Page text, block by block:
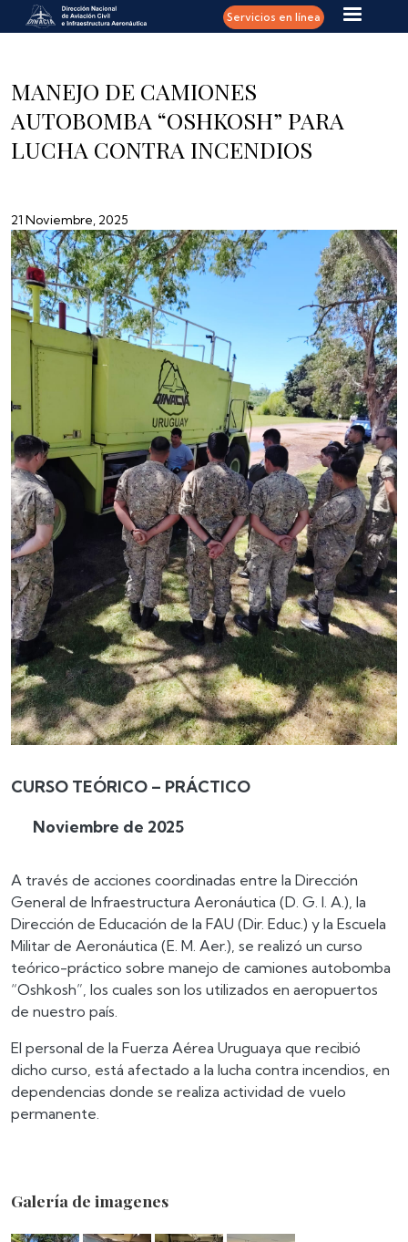
Pasar al contenido principal Servicios en línea
MANEJO DE CAMIONES
AUTOBOMBA “OSHKOSH” PARA
LUCHA CONTRA INCENDIOS
21 Noviembre, 2025
CURSO TEÓRICO – PRÁCTICO
Noviembre de 2025
A través de acciones coordinadas entre la Dirección
General de Infraestructura Aeronáutica (D. G. I. A.), la
Dirección de Educación de la FAU (Dir. Educ.) y la Escuela
Militar de Aeronáutica (E. M. Aer.), se realizó un curso
teórico-práctico sobre manejo de camiones autobomba
“Oshkosh”, los cuales son los utilizados en aeropuertos
de nuestro país.
El personal de la Fuerza Aérea Uruguaya que recibió
dicho curso, está afectado a la lucha contra incendios, en
dependencias donde se realiza actividad de vuelo
permanente.
Galería de imagenes